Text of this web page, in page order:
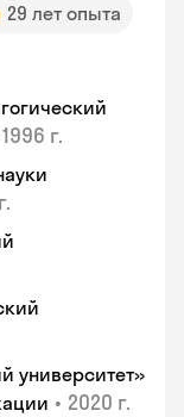
29 лет опыта
1996 г.
университет»
• 2020 г.